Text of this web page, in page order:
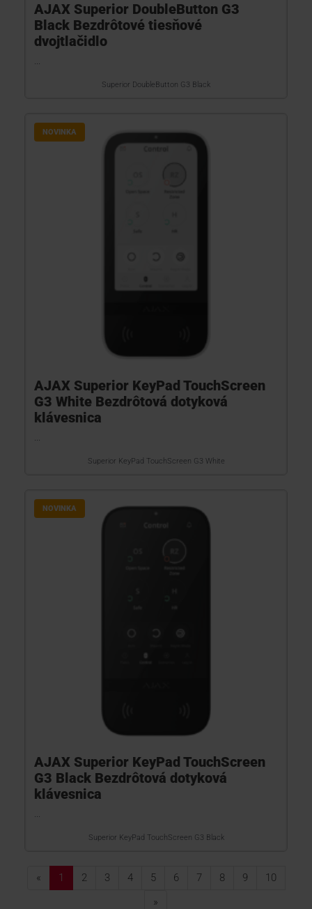
AJAX Superior DoubleButton G3
Black Bezdrôtové tiesňové
dvojtlačidlo
Superior DoubleButton G3 Black
NOVINKA
AJAX Superior KeyPad TouchScreen
G3 White Bezdrôtová dotyková
klávesnica
Superior KeyPad TouchScreen G3 White
NOVINKA
AJAX Superior KeyPad TouchScreen
G3 Black Bezdrôtová dotyková
klávesnica
Superior KeyPad TouchScreen G3 Black
« 1 2 3 4 5 6 7 8 9
10
»